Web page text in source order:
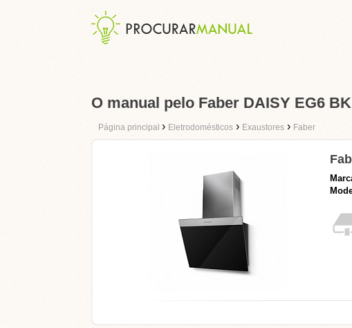
O manual pelo Faber DAISY EG6
Página principal › Eletrodomésticos › Exaustores › Faber